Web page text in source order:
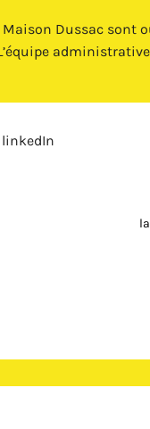
Dussac sont
linkedIn